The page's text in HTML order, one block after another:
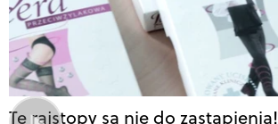
Te rajstopy są nie do zastąpienia!